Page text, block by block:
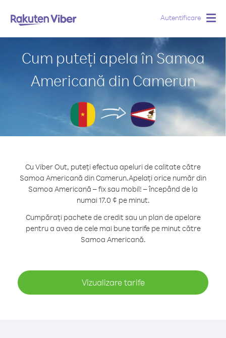
Autentificare
Cum puteți apela în Samoa
Americană din Camerun
Cu Viber Out, puteți efectua apeluri de calitate către
Samoa Americană din Camerun.Apelați orice număr din
Samoa Americană – fix sau mobil! – începând de la
numai 17.0 ¢ pe minut.
Cumpărați pachete de credit sau un plan de apelare
pentru a avea de cele mai bune tarife pe minut către
Samoa Americană.
Vizualizare tarife